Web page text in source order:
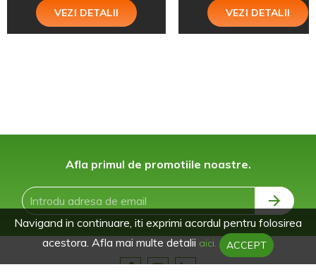
VEZI DETALII VEZI DETALII
Afla primul de promotiile noastre.
Navigand in continuare, iti exprimi acordul pentru folosirea
acestora. Afla mai multe detalii aici. ACCEPT